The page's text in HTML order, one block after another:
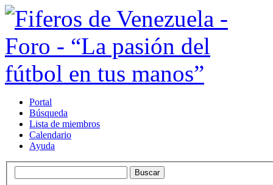
Portal
Búsqueda
Lista de miembros
Calendario
Ayuda